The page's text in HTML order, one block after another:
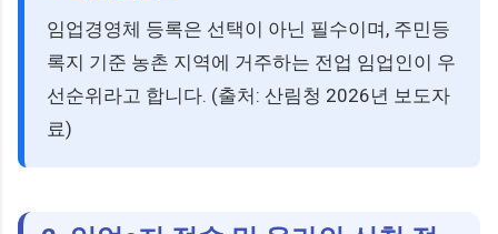
임업경영체 등록은 선택이 아닌 필수이며, 주민등
록지 기준 농촌 지역에 거주하는 전업 임업인이 우
선순위라고 합니다. (출처: 산림청 2026년 보도자
료)